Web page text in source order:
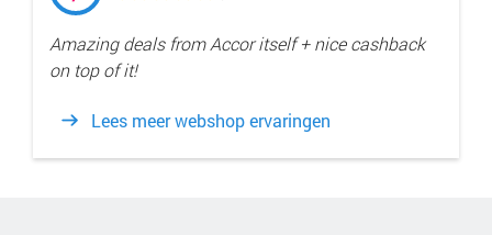
Amazing deals from Accor itself + nice cashback
on top of it!
Lees meer webshop ervaringen